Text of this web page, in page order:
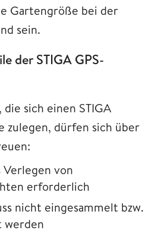
Gartengröße bei der
sein.
der STIGA GPS-
sich einen STIGA
zulegen, dürfen sich über
Verlegen von
erforderlich
nicht eingesammelt bzw.
werden